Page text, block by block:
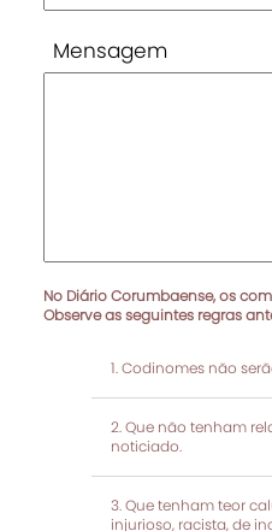
Mensagem
No Diário Corumbaense, os
Observe as seguintes regras
Codinomes não
Que não tenham
noticiado.
Que tenham teor
injurioso, racista, de